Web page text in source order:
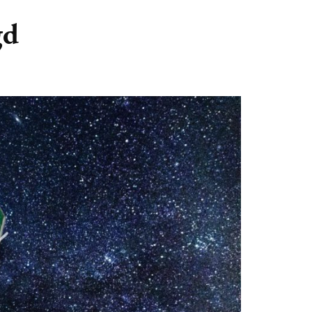
(BULLET) JOURNALLING
DUURZAAMHEID
WILDPLUKKEN
INTERVIEWS
NIEUWS
SAMENWERKEN
CONTACT